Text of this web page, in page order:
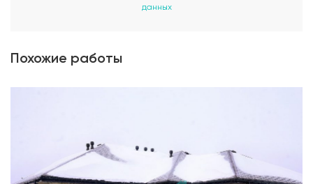
данных
Похожие работы